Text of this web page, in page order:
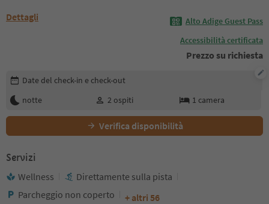
Dettagli
Alto Adige Guest Pass
Accessibilità certificata
Prezzo su richiesta
Modifica i dettagli della prenotazione
Date del check-in e check-out
notte
2 ospiti 1 camera
Verifica disponibilità
Servizi
Wellness
Direttamente sulla pista
Parcheggio non coperto
+ altri 56